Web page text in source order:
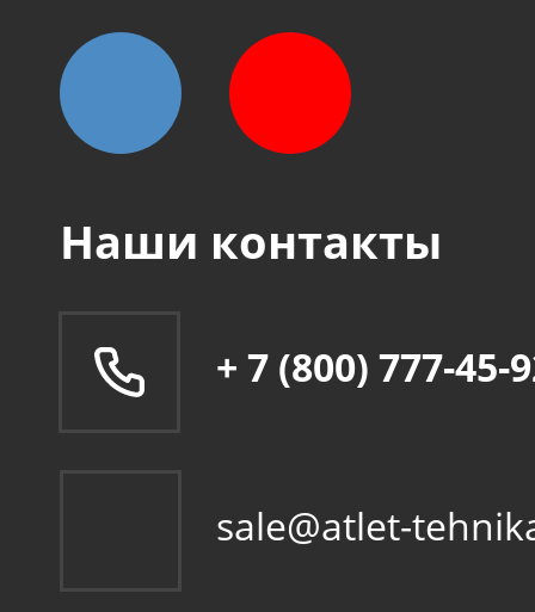
Наши контакты
+ 7 (800) 777-45-
sale@atlet-